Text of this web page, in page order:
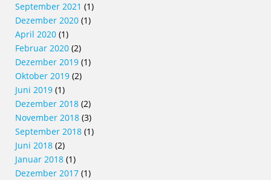
September 2021 (1)
Dezember 2020 (1)
April 2020 (1)
Februar 2020 (2)
Dezember 2019 (1)
Oktober 2019 (2)
Juni 2019 (1)
Dezember 2018 (2)
November 2018 (3)
September 2018 (1)
Juni 2018 (2)
Januar 2018 (1)
Dezember 2017 (1)